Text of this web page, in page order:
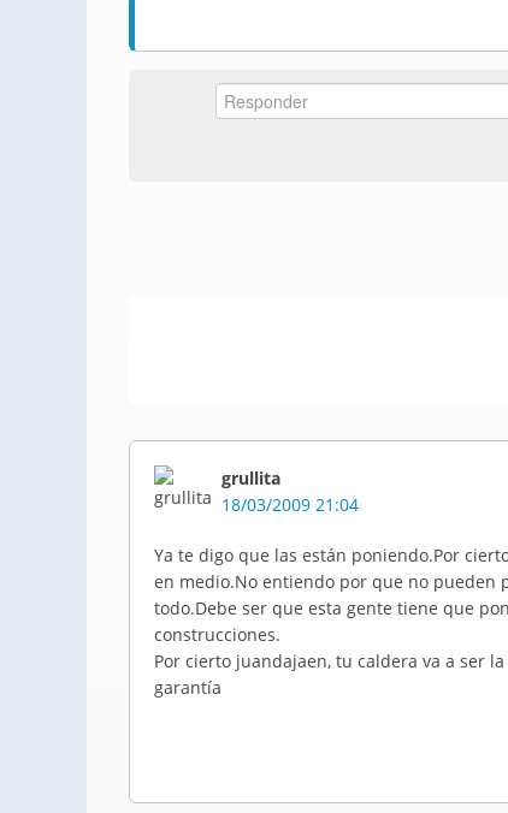
grullita
18/03/2009 21:04
Ya te digo que las están poniendo.Por
en medio.No entiendo por que no pueden
todo.Debe ser que esta gente tiene que
construcciones.
Por cierto juandajaen, tu caldera va a ser
garantía